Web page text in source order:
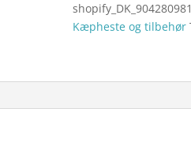
Kæpheste og tilbehør